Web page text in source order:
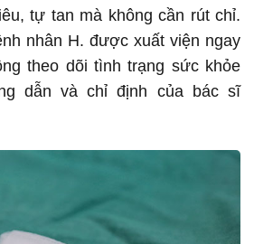
tự tan mà không cần rút chỉ.
nhân H. được xuất viện ngay
theo dõi tình trạng sức khỏe
dẫn và chỉ định của bác sĩ